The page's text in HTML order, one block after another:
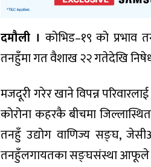
दमौली । कोभिड–१९ को प्रभाव
तनहुँमा गत वैशाख २२ गतेदेखि
मजदूरी गरेर खाने विपन्न
कोरोना कहरकै बीचमा
तनहुँ उद्योग वाणिज्य सङ्घ,
तनहुँलगायतका सङ्घसंस्था आफूले